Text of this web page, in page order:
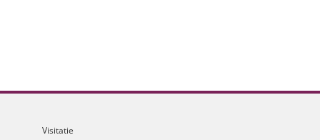
Visitatie